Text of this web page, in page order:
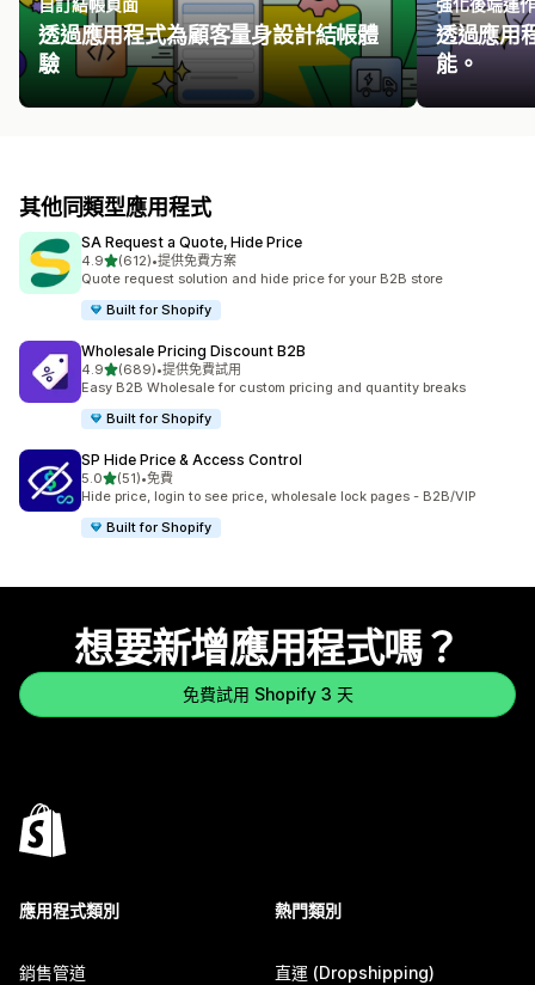
自訂結帳頁面
透過應用程式為顧客量身設計結帳體
驗
強化後端運
透過應用
能。
其他同類型應用程式
SA Request a Quote, Hide Price
4.9滿分 5 顆星
(612)
共有 612 則評價
•提供免費方案
Quote request solution and hide price for your B2B store
Built for Shopify
Wholesale Pricing Discount B2B
4.9滿分 5 顆星
(689)
共有 689 則評價
•提供免費試用
Easy B2B Wholesale for custom pricing and quantity breaks
Built for Shopify
SP Hide Price & Access Control
5.0滿分 5 顆星
(51)
共有 51 則評價
•免費
Hide price, login to see price, wholesale lock pages - B2B/VIP
Built for Shopify
想要新增應用程式嗎？
免費試用 Shopify 3 天
應用程式類別
銷售管道
熱門類別
直運 (Dropshipping)